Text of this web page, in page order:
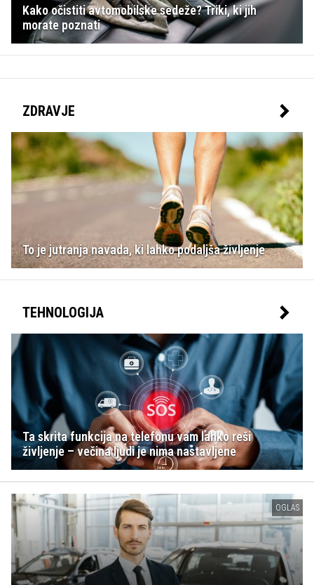
Kako očistiti avtomobilske sedeže? Triki, ki jih
morate poznati
ZDRAVJE
To je jutranja navada, ki lahko podaljša življenje
TEHNOLOGIJA
Ta skrita funkcija na telefonu vam lahko reši
življenje – večina ljudi je nima nastavljene
OGLAS